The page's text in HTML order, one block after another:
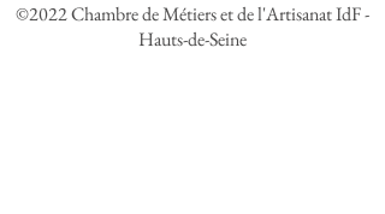
©2022 Chambre de Métiers et de l'Artisanat IdF -
Hauts-de-Seine